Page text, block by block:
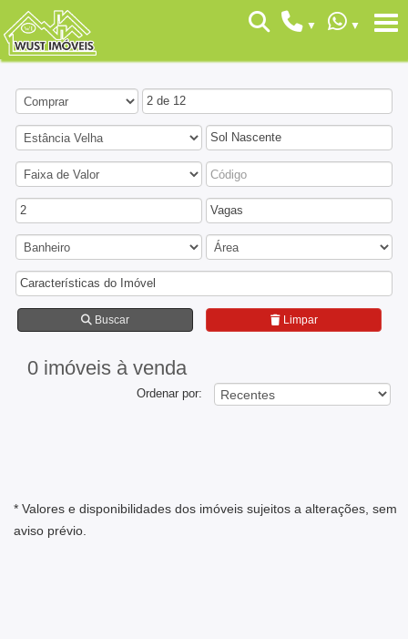
2 de 12
Sol Nascente
2 Vagas
Características do Imóvel
Buscar Limpar
0 imóveis à venda
Ordenar por:
* Valores e disponibilidades dos imóveis sujeitos a alterações, sem
aviso prévio.